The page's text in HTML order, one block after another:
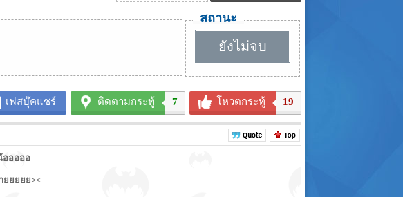
สถานะ
ยังไม่จบ
เฟสบุ๊คแชร์ ติดตามกระทู้ 7 โหวตกระทู้ 19
อออออ
ยยยยย><